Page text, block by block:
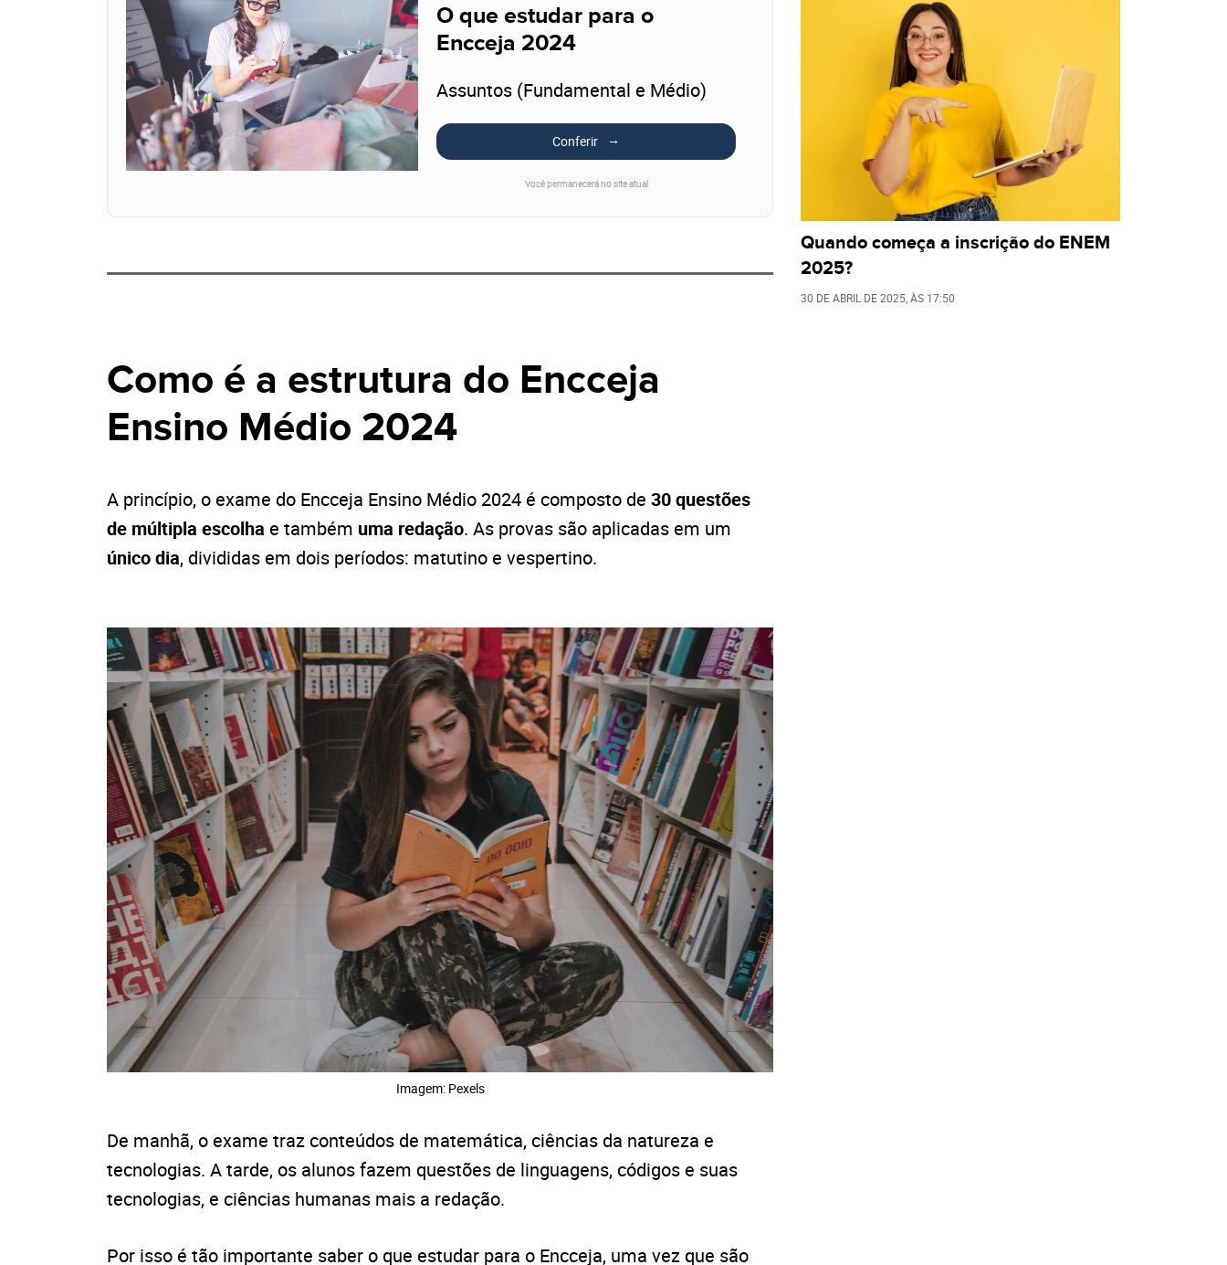
O que estudar para o
Encceja 2024
Assuntos (Fundamental e Médio)
Conferir
Você permanecerá no site atual
Como é a estrutura do Encceja
Ensino Médio 2024
A princípio, o exame do Encceja Ensino Médio 2024 é composto de 30 questões
de múltipla escolha e também uma redação. As provas são aplicadas em um
único dia, divididas em dois períodos: matutino e vespertino.
Imagem: Pexels
De manhã, o exame traz conteúdos de matemática, ciências da natureza e
tecnologias. A tarde, os alunos fazem questões de linguagens, códigos e suas
tecnologias, e ciências humanas mais a redação.
Por isso é tão importante saber o que estudar para o Encceja, uma vez que são
Quando começa a inscrição do ENEM
2025?
30 DE ABRIL DE 2025 , ÀS 17:50